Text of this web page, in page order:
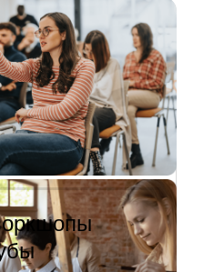
пошла
в ней
двигать...